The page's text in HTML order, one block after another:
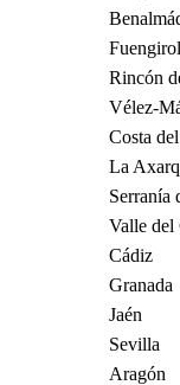
Rincón
Vélez-
Costa
La
Serranía
Valle del
Cádiz
Granada
Jaén
Sevilla
Aragón